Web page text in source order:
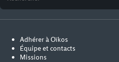
Adhérer à Oïkos
Équipe et contacts
Missions